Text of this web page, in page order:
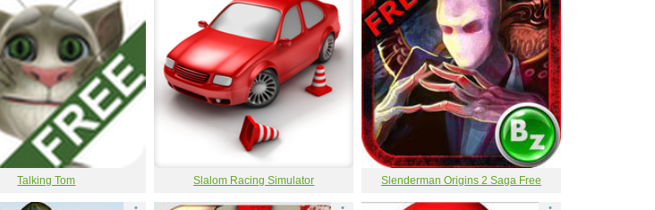
Talking Tom Slalom Racing Simulator Slenderman Origins 2 Saga Free